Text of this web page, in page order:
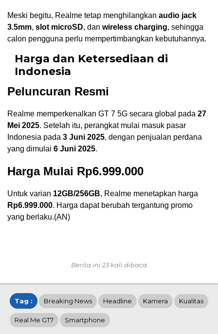
Meski begitu, Realme tetap menghilangkan audio jack
3.5mm, slot microSD, dan wireless charging, sehingga
calon pengguna perlu mempertimbangkan kebutuhannya.
Harga dan Ketersediaan di
Indonesia
Peluncuran Resmi
Realme memperkenalkan GT 7 5G secara global pada 27
Mei 2025. Setelah itu, perangkat mulai masuk pasar
Indonesia pada 3 Juni 2025, dengan penjualan perdana
yang dimulai 6 Juni 2025.
Harga Mulai Rp6.999.000
Untuk varian 12GB/256GB, Realme menetapkan harga
Rp6.999.000. Harga dapat berubah tergantung promo
yang berlaku.(AN)
Berita ini 23 kali dibaca
Tag : Breaking News Headline Kamera Kualitas
Real Me GT7 Smartphone